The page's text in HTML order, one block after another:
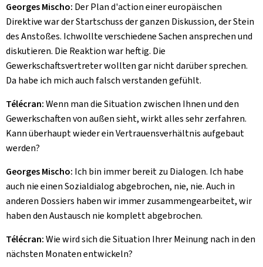
Georges Mischo: Der Plan d'action einer europäischen
Direktive war der Startschuss der ganzen Diskussion, der Stein
des Anstoßes. Ichwollte verschiedene Sachen ansprechen und
diskutieren. Die Reaktion war heftig. Die
Gewerkschaftsvertreter wollten gar nicht darüber sprechen.
Da habe ich mich auch falsch verstanden gefühlt.
Télécran:Wenn man die Situation zwischen Ihnen und den
Gewerkschaften von außen sieht, wirkt alles sehr zerfahren.
Kann überhaupt wieder ein Vertrauensverhältnis aufgebaut
werden?
Georges Mischo: Ich bin immer bereit zu Dialogen. Ich habe
auch nie einen Sozialdialog abgebrochen, nie, nie. Auch in
anderen Dossiers haben wir immer zusammengearbeitet, wir
haben den Austausch nie komplett abgebrochen.
Télécran:Wie wird sich die Situation Ihrer Meinung nach in den
nächsten Monaten entwickeln?